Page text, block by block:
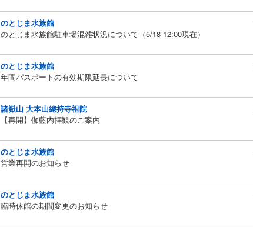
のとじま水族館
のとじま水族館駐車場混雑状況について（5/18 12:00現在）
のとじま水族館
年間パスポートの有効期限延長について
諸嶽山 大本山總持寺祖院
【再開】伽藍内拝観のご案内
のとじま水族館
営業再開のお知らせ
のとじま水族館
臨時休館の期間変更のお知らせ